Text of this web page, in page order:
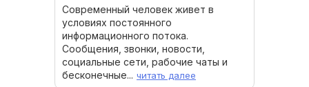
Современный человек живет в
условиях постоянного
информационного потока.
Сообщения, звонки, новости,
социальные сети, рабочие чаты и
бесконечные... читать далее